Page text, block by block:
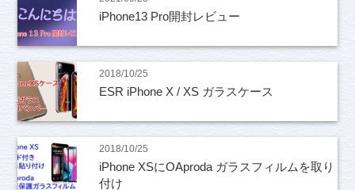
iPhone13 Pro開封レビュー
2018/10/25
ESR iPhone X / XS ガラスケース
2018/10/25
iPhone XSにOAproda ガラスフィルムを取り
付け